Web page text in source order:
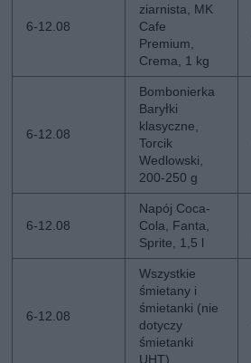
6-12.08
ziarnista, MK
Cafe
Premium,
Crema, 1 kg
6-12.08
Bombonierka
Baryłki
klasyczne,
Torcik
Wedlowski,
200-250 g
6-12.08
Napój Coca-
Cola, Fanta,
Sprite, 1,5 l
6-12.08
Wszystkie
śmietany i
śmietanki (nie
dotyczy
śmietanki
UHT)